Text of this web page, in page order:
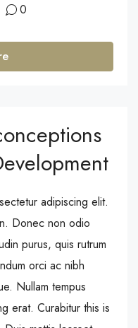
0
adipiscing elit.
Donec non odio
purus, quis rutrum
orci ac nibh
Nullam tempus
erat. Curabitur this is